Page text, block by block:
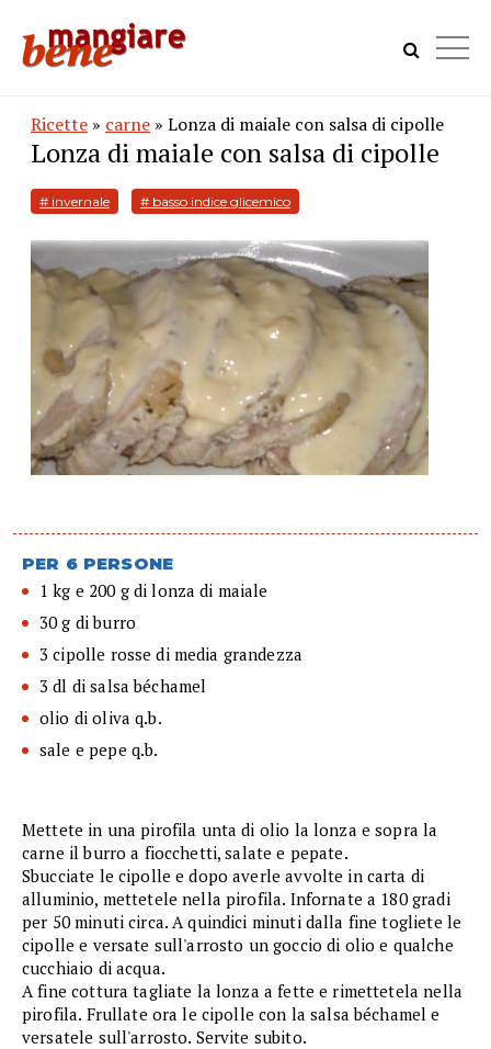
Ricette » carne » Lonza di maiale con salsa di cipolle
Lonza di maiale con salsa di cipolle
# invernale # basso indice glicemico
PER 6 PERSONE
1 kg e 200 g di lonza di maiale
30 g di burro
3 cipolle rosse di media grandezza
3 dl di salsa béchamel
olio di oliva q.b.
sale e pepe q.b.
Mettete in una pirofila unta di olio la lonza e sopra la
carne il burro a fiocchetti, salate e pepate.
Sbucciate le cipolle e dopo averle avvolte in carta di
alluminio, mettetele nella pirofila. Infornate a 180 gradi
per 50 minuti circa. A quindici minuti dalla fine togliete le
cipolle e versate sull'arrosto un goccio di olio e qualche
cucchiaio di acqua.
A fine cottura tagliate la lonza a fette e rimettetela nella
pirofila. Frullate ora le cipolle con la salsa béchamel e
versatele sull'arrosto. Servite subito.